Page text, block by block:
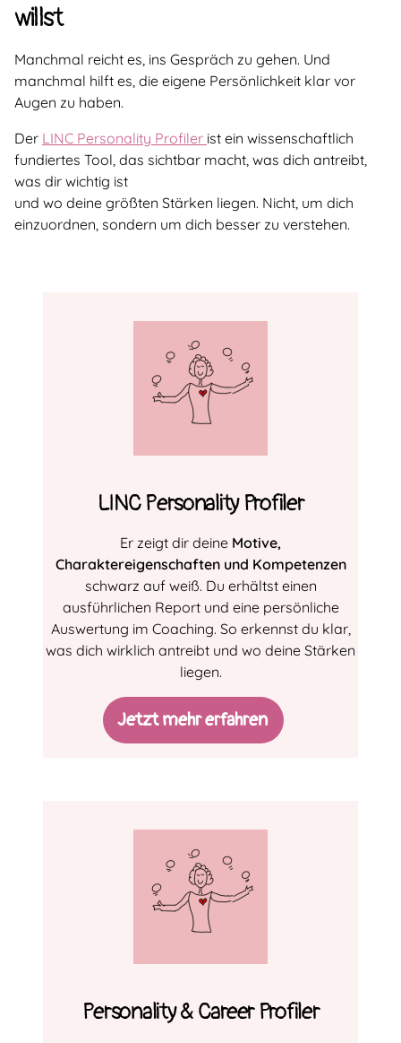
willst
Manchmal reicht es, ins Gespräch zu gehen. Und
manchmal hilft es, die eigene Persönlichkeit klar vor
Augen zu haben.
Der LINC Personality Profiler ist ein wissenschaftlich
fundiertes Tool, das sichtbar macht, was dich antreibt,
was dir wichtig ist
und wo deine größten Stärken liegen. Nicht, um dich
einzuordnen, sondern um dich besser zu verstehen.
LINC Personality Profiler
Er zeigt dir deine Motive,
Charaktereigenschaften und Kompetenzen
schwarz auf weiß. Du erhältst einen
ausführlichen Report und eine persönliche
Auswertung im Coaching. So erkennst du klar,
was dich wirklich antreibt und wo deine Stärken
liegen.
Jetzt mehr erfahren
Personality & Career Profiler